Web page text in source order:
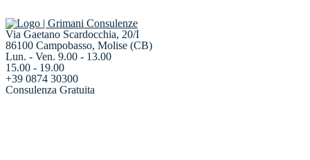
Via Gaetano Scardocchia, 20/I
86100 Campobasso, Molise (CB)
Lun. - Ven. 9.00 - 13.00
15.00 - 19.00
+39 0874 30300
Consulenza Gratuita